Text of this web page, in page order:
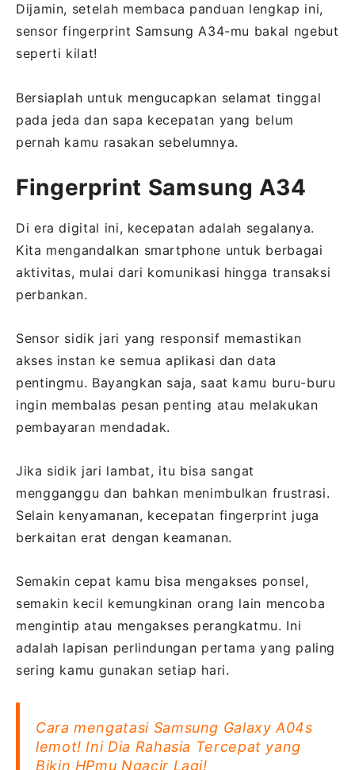
Dijamin, setelah membaca panduan lengkap ini,
sensor fingerprint Samsung A34-mu bakal ngebut
seperti kilat!
Bersiaplah untuk mengucapkan selamat tinggal
pada jeda dan sapa kecepatan yang belum
pernah kamu rasakan sebelumnya.
Fingerprint Samsung A34
Di era digital ini, kecepatan adalah segalanya.
Kita mengandalkan smartphone untuk berbagai
aktivitas, mulai dari komunikasi hingga transaksi
perbankan.
Sensor sidik jari yang responsif memastikan
akses instan ke semua aplikasi dan data
pentingmu. Bayangkan saja, saat kamu buru-buru
ingin membalas pesan penting atau melakukan
pembayaran mendadak.
Jika sidik jari lambat, itu bisa sangat
mengganggu dan bahkan menimbulkan frustrasi.
Selain kenyamanan, kecepatan fingerprint juga
berkaitan erat dengan keamanan.
Semakin cepat kamu bisa mengakses ponsel,
semakin kecil kemungkinan orang lain mencoba
mengintip atau mengakses perangkatmu. Ini
adalah lapisan perlindungan pertama yang paling
sering kamu gunakan setiap hari.
Cara mengatasi Samsung Galaxy A04s
lemot! Ini Dia Rahasia Tercepat yang
Bikin HPmu Ngacir Lagi!